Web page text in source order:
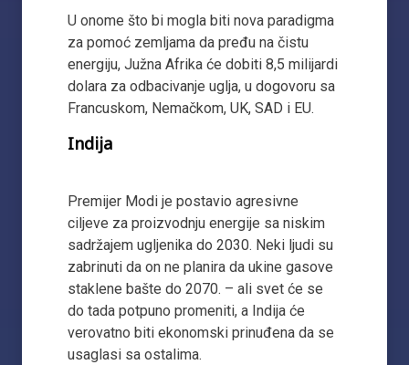
U onome što bi mogla biti nova paradigma
za pomoć zemljama da pređu na čistu
energiju, Južna Afrika će dobiti 8,5 milijardi
dolara za odbacivanje uglja, u dogovoru sa
Francuskom, Nemačkom, UK, SAD i EU.
Indija
Premijer Modi je postavio agresivne
ciljeve za proizvodnju energije sa niskim
sadržajem ugljenika do 2030. Neki ljudi su
zabrinuti da on ne planira da ukine gasove
staklene bašte do 2070. – ali svet će se
do tada potpuno promeniti, a Indija će
verovatno biti ekonomski prinuđena da se
usaglasi sa ostalima.